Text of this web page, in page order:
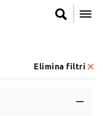
Elimina filtri